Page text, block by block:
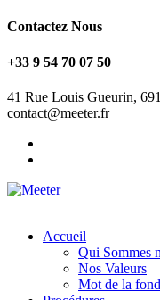
Contactez Nous
+33 9 54 70 07 50
41 Rue Louis Gueurin,
contact@meeter.fr
Accueil
Qui Sommes
Nos Valeurs
Mot de la